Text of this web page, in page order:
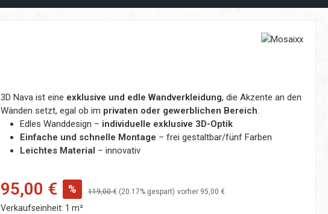
3D Nava ist eine exklusive und edle Wandverkleidung, die Akzente an den
Wänden setzt, egal ob im privaten oder gewerblichen Bereich.
Edles Wanddesign – individuelle exklusive 3D-Optik
Einfache und schnelle Montage – frei gestaltbar/fünf Farben
Leichtes Material – innovativ
Verkaufspreis:
95,00 € % Regulärer Preis:
119,00 € (20.17% gespart) vorher 95,00 €
Verkaufseinheit: 1 m²